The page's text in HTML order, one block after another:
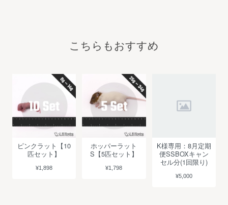
こちらもおすすめ
ピンクラット【10
匹セット】
¥1,898
ホッパーラット
S【5匹セット】
¥1,798
K様専用：8月定期
便SSBOXキャン
セル分(1回限り)
¥5,000